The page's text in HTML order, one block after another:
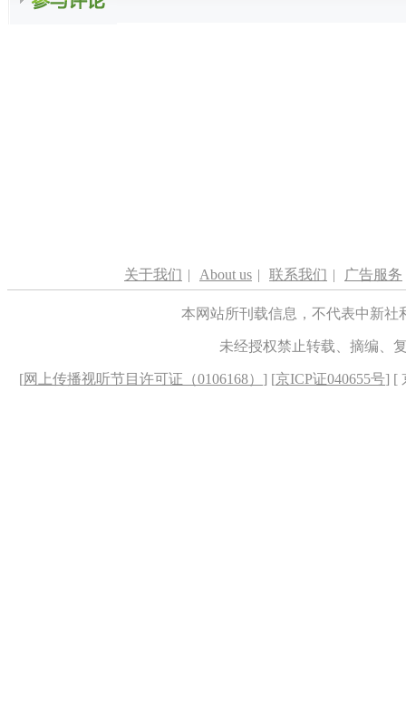
关于我们 | About us | 联系我们 | 广告服务
本网站所刊载信息，不代表中新
未经授权禁止转载、摘编、
[网上传播视听节目许可证（0106168） ] [京ICP证040655号] [